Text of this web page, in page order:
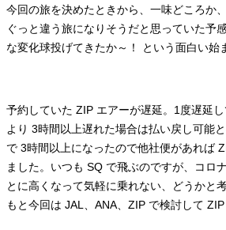
今回の旅を決めたときから、一味どころか
ぐっと違う旅になりそうだと思っていた予
な変化球投げてきたか～！ という面白い始
予約していた ZIP エアーが遅延。1度遅延
より 3時間以上遅れた場合は払い戻し可能
で 3時間以上になったので他社便があれば
ました。いつも SQ で飛ぶのですが、コロ
とに高くなって気軽に乗れない、どうかと
もと今回は JAL、ANA、ZIP で検討して ZIP